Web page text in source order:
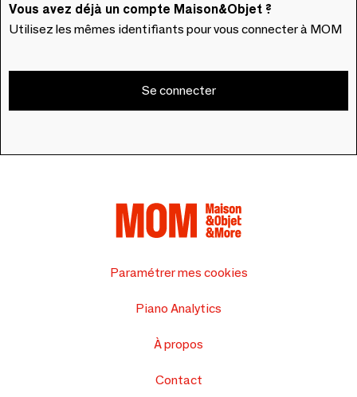
Vous avez déjà un compte Maison&Objet ?
Utilisez les mêmes identifiants pour vous connecter à MOM
Se connecter
Paramétrer mes cookies
Piano Analytics
À propos
Contact